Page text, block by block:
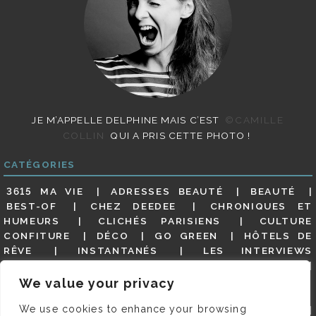
We value your privacy
We use cookies to enhance your browsing
JE M’APPELLE DELPHINE MAIS C’EST
©CAMILLE
COLLIN
QUI A PRIS CETTE PHOTO !
CATÉGORIES
3615 MA VIE ADRESSES BEAUTÉ
BEAUTÉ
BEST-OF
CHEZ DEEDEE
CHRONIQUES ET
HUMEURS
CLICHÉS PARISIENS
CULTURE
CONFITURE
DÉCO GO GREEN
HÔTELS DE
RÊVE
INSTANTANÉS
LES INTERVIEWS
MES ADRESSES
MODE NON CLASSÉ
GUIDE
PARIS EN PHOTOS RESTAURANTS